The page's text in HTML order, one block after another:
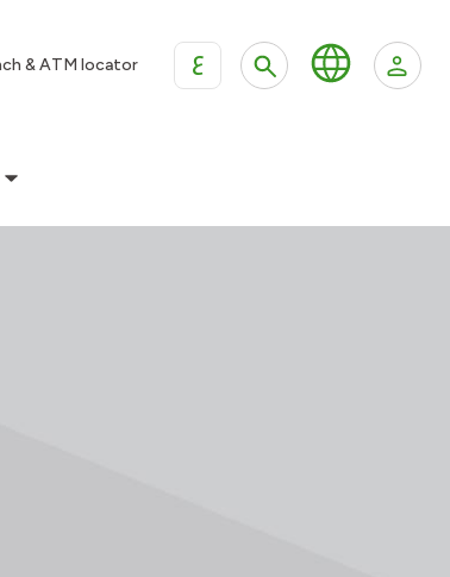
& ATM locator ع